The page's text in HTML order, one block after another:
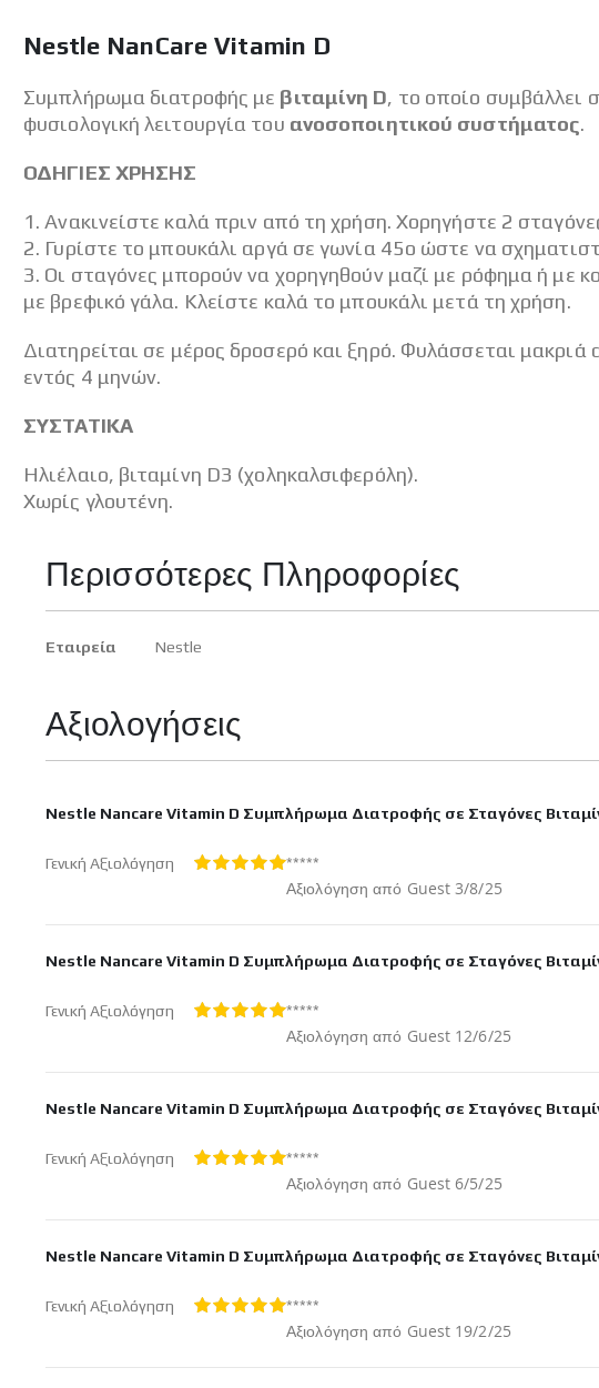
συλλογής
Nestle NanCare Vitamin D
Συμπλήρωμα διατροφής με βιταμίνη D, το οποίο συμβάλλει
φυσιολογική λειτουργία του ανοσοποιητικού συστήματος.
ΟΔΗΓΙΕΣ ΧΡΗΣΗΣ
1. Ανακινείστε καλά πριν από τη χρήση. Χορηγήστε 2
2. Γυρίστε το μπουκάλι αργά σε γωνία 45ο ώστε να
3. Οι σταγόνες μπορούν να χορηγηθούν μαζί με ρόφημα ή με
με βρεφικό γάλα. Κλείστε καλά το μπουκάλι μετά τη χρήση.
​Διατηρείται σε μέρος δροσερό και ξηρό. Φυλάσσεται
εντός 4 μηνών.
ΣΥΣΤΑΤΙΚΑ
Ηλιέλαιο, βιταμίνη D3 (χοληκαλσιφερόλη).
Χωρίς γλουτένη.
Περισσότερες Πληροφορίες
Περισσότερες
Εταιρεία Nestle
Αξιολογήσεις
Nestle Nancare Vitamin D Συμπλήρωμα Διατροφής σε Σταγόνες
Γενική Αξιολόγηση
*****
Αξιολόγηση από GuestΔημοσιεύτηκε
3/8/25
Nestle Nancare Vitamin D Συμπλήρωμα Διατροφής σε Σταγόνες
Γενική Αξιολόγηση
*****
Αξιολόγηση από Guest Δημοσιεύτηκε
12/6/25
Nestle Nancare Vitamin D Συμπλήρωμα Διατροφής σε Σταγόνες
Γενική Αξιολόγηση
*****
Αξιολόγηση από GuestΔημοσιεύτηκε
6/5/25
Nestle Nancare Vitamin D Συμπλήρωμα Διατροφής σε Σταγόνες
Γενική Αξιολόγηση
*****
Αξιολόγηση από Guest Δημοσιεύτηκε
19/2/25